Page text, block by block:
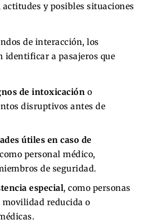
y posibles situaciones
de interacción, los
identificar a pasajeros que
de intoxicación o
disruptivos antes de
útiles en caso de
personal médico,
de seguridad.
especial, como personas
movilidad reducida o